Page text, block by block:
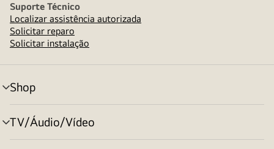
Suporte Técnico
Localizar assistência autorizada
Solicitar reparo
Solicitar instalação
Shop
alternar
menu
TV/Áudio/Vídeo
alternar
menu